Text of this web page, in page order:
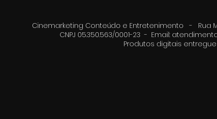
Cinemarketing Conteúdo e Entretenimento - Rua
CNPJ 05.350.563/0001-23 - Email:
Produtos digitais